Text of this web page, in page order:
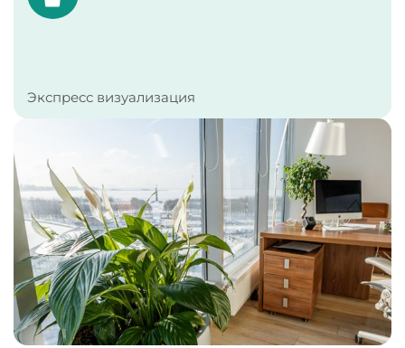
Экспресс визуализация